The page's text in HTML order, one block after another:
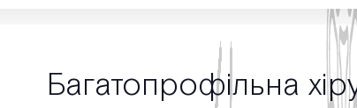
Багатопрофільна